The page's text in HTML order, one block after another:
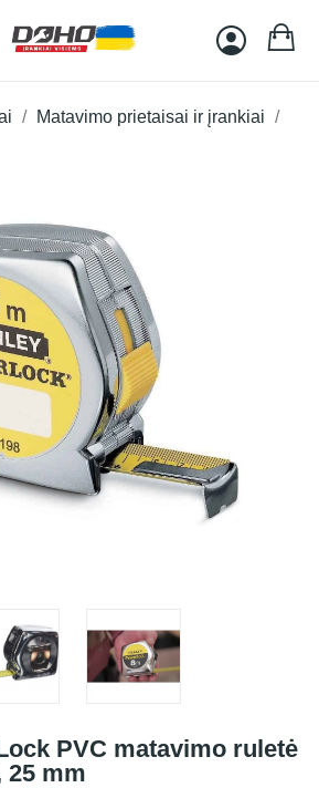
Matavimo prietaisai ir įrankiai
PVC matavimo ruletė
25 mm